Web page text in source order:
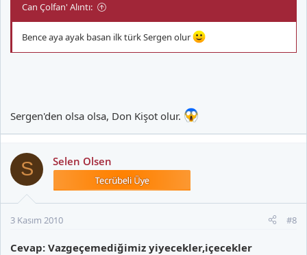
Can Çolfan' Alıntı:
Bence aya ayak basan ilk türk Sergen olur
Sergen'den olsa olsa, Don Kişot olur.
S Selen Olsen
3 Kasım 2010 #8
Cevap: Vazgeçemediğimiz yiyecekler,içecekler